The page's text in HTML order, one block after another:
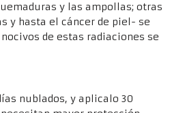
y las ampollas; otras
y hasta el cáncer de piel- se
de estas radiaciones se
nublados, y aplicalo 30